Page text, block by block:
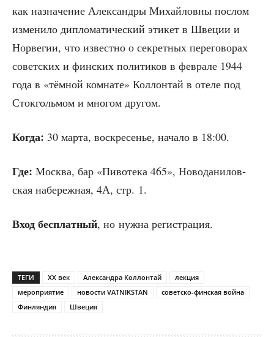
как назна­че­ние Алек­сан­дры Михай­лов­ны послом
изме­ни­ло дипло­ма­ти­че­ский эти­кет в Шве­ции и
Нор­ве­гии, что извест­но о сек­рет­ных пере­го­во­рах
совет­ских и фин­ских поли­ти­ков в фев­ра­ле 1944
года в «тём­ной ком­на­те» Кол­лон­тай в оте­ле под
Сток­голь­мом и мно­гом другом.
Когда: 30 мар­та, вос­кре­се­нье, нача­ло в 18:00.
Где: Москва, бар «Пиво­те­ка 465», Ново­да­ни­лов­
ская набе­реж­ная, 4А, стр. 1.
Вход бес­плат­ный, но нуж­на регистрация.
ТЕГИ XX век Александра Коллонтай
лекция
мероприятие
новости VATNIKSTAN
советско-финская война
Финляндия
Швеция